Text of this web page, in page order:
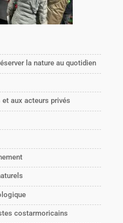
la nature au quotidien
aux acteurs privés
costarmoricains